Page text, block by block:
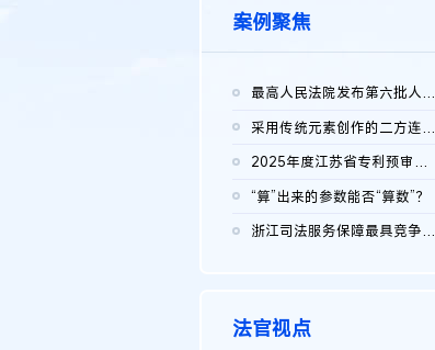
案例聚焦
最高人民法院发布第六批人民法院种业知识产权司法保护典型案例 含...
采用传统元素创作的二方连续装饰图案作品的独创性及侵权对比认定
2025年度江苏省专利预审典型案例
“算”出来的参数能否“算数”？
浙江司法服务保障最具竞争力营商环境建设典型案例（第二批）含侵...
法官视点